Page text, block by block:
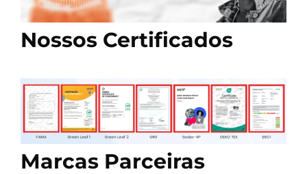
Nossos Certificados
Marcas Parceiras